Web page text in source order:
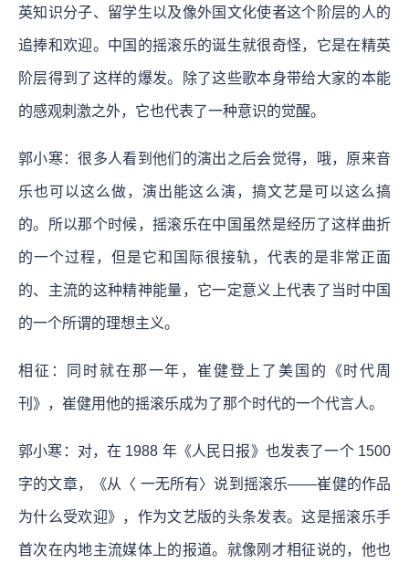
英知识分子、留学生以及像外国文化使者这个阶层的人的
追捧和欢迎。中国的摇滚乐的诞生就很奇怪，它是在精英
阶层得到了这样的爆发。除了这些歌本身带给大家的本能
的感观刺激之外，它也代表了一种意识的觉醒。
郭小寒：很多人看到他们的演出之后会觉得，哦，原来音
乐也可以这么做，演出能这么演，搞文艺是可以这么搞
的。所以那个时候，摇滚乐在中国虽然是经历了这样曲折
的一个过程，但是它和国际很接轨，代表的是非常正面
的、主流的这种精神能量，它一定意义上代表了当时中国
的一个所谓的理想主义。
相征：同时就在那一年，崔健登上了美国的《时代周
刊》，崔健用他的摇滚乐成为了那个时代的一个代言人。
郭小寒：对，在 1988 年《人民日报》也发表了一个 1500
字的文章，《从〈 一无所有〉说到摇滚乐——崔健的作品
为什么受欢迎》，作为文艺版的头条发表。这是摇滚乐手
首次在内地主流媒体上的报道。就像刚才相征说的，他也